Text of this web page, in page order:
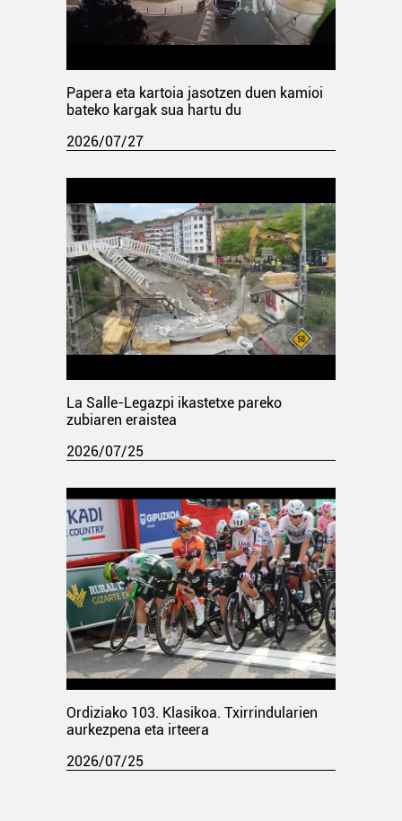
Papera eta kartoia jasotzen duen kamioi
bateko kargak sua hartu du
2026/07/27
La Salle-Legazpi ikastetxe pareko
zubiaren eraistea
2026/07/25
Ordiziako 103. Klasikoa. Txirrindularien
aurkezpena eta irteera
2026/07/25